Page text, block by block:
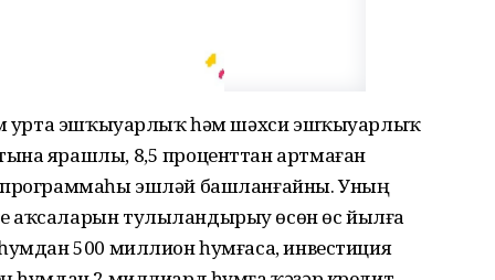
урта эшҡыуарлыҡ һәм шәхси эшҡыуарлыҡ
ярашлы, 8,5 проценттан артмаған
эшләй башланғайны. Уның
аҡсаларын тулыландырыу өсөн өс йылға
500 миллион һумғаса, инвестиция